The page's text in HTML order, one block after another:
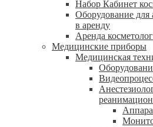
Набор Кабинет
Оборудование для
в аренду
Аренда
Медицинские приборы
Медицинская